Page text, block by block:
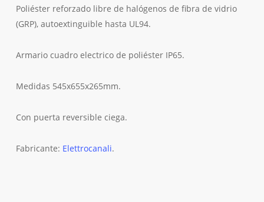
Poliéster reforzado libre de halógenos de fibra de vidrio
(GRP), autoextinguible hasta UL94.
Armario cuadro electrico de poliéster IP65.
Medidas 545x655x265mm.
Con puerta reversible ciega.
Fabricante: Elettrocanali.